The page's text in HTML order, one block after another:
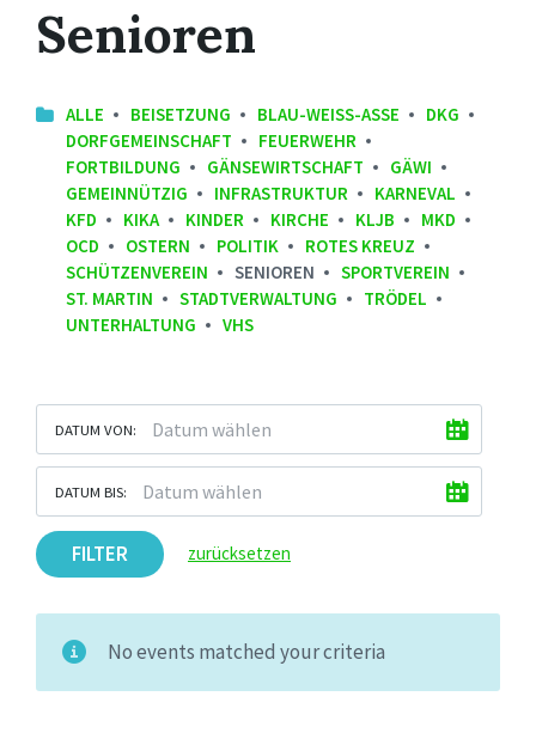
Senioren
ALLE BEISETZUNG BLAU-WEISS-ASSE
DKG
DORFGEMEINSCHAFT
FEUERWEHR
FORTBILDUNG
GÄNSEWIRTSCHAFT
GÄWI
GEMEINNÜTZIG
INFRASTRUKTUR
KARNEVAL
KFD
KIKA KINDER KIRCHE KLJB
MKD
OCD
OSTERN POLITIK
ROTES KREUZ
SCHÜTZENVEREIN
SENIOREN
SPORTVEREIN
ST. MARTIN
STADTVERWALTUNG
TRÖDEL
UNTERHALTUNG
VHS
DATUM VON:
DATUM BIS:
FILTER zurücksetzen
No events matched your criteria